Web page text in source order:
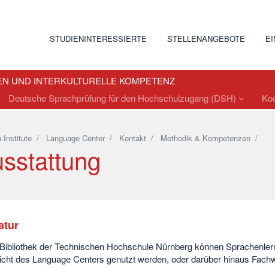
STUDIENINTERESSIERTE STELLENANGEBOTE
UND INTERKULTURELLE KOMPETENZ
Deutsche Sprachprüfung für den Hochschulzugang (DSH)
Institute/ Language Center/ Kontakt/ Methodik & Kompetenzen/
der Technischen Hochschule Nürnberg können
des Language Centers genutzt werden, oder darüber hinaus